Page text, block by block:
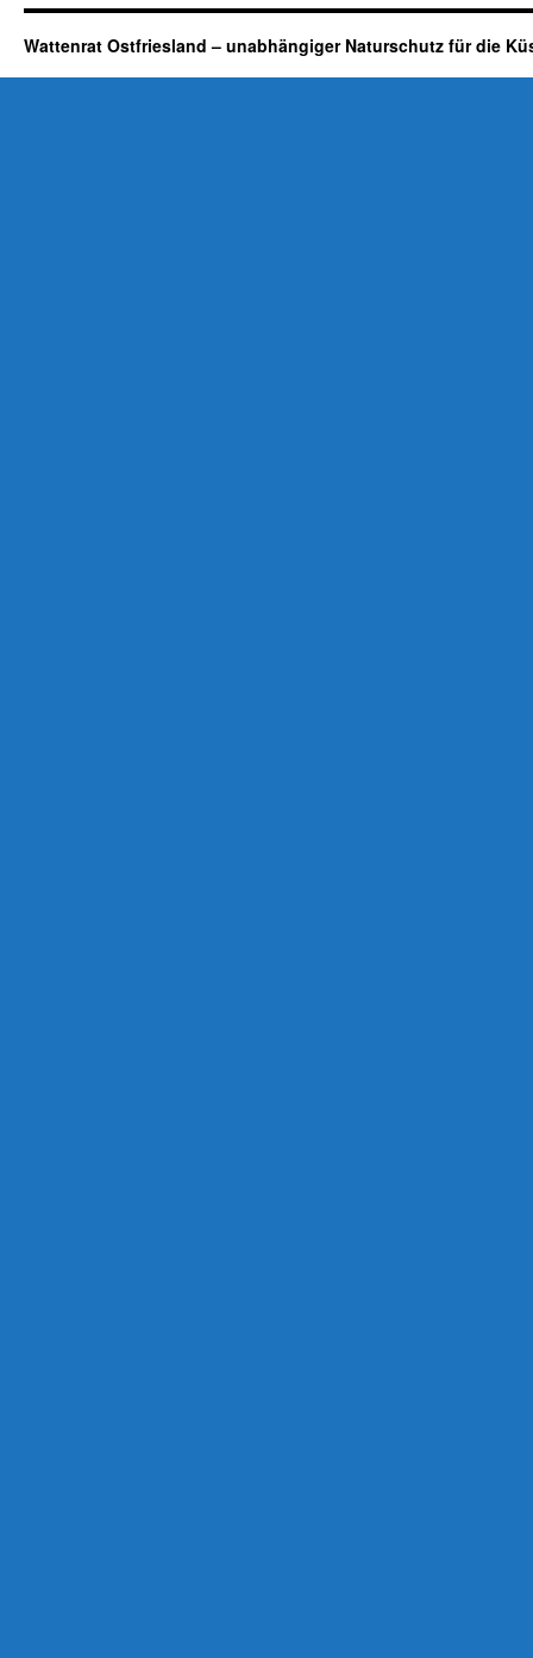
Wattenrat Ostfriesland – unabhängiger Naturschutz für die